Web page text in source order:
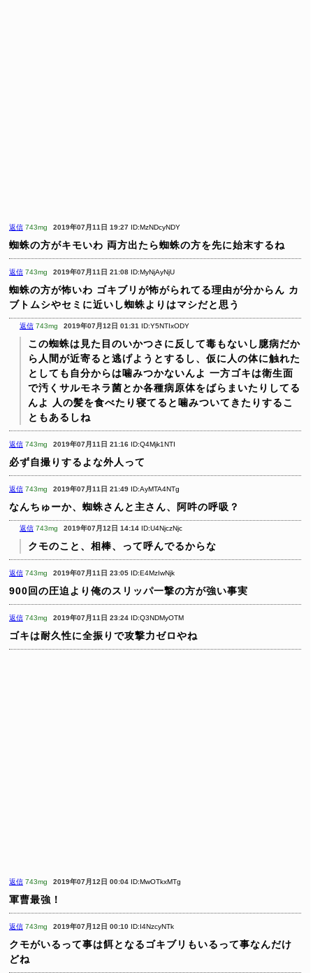
返信 743mg 2019年07月11日 19:27 ID:MzNDcyNDY
蜘蛛の方がキモいわ 両方出たら蜘蛛の方を先に始末するね
返信 743mg 2019年07月11日 21:08 ID:MyNjAyNjU
蜘蛛の方が怖いわ ゴキブリが怖がられてる理由が分からん カ
ブトムシやセミに近いし蜘蛛よりはマシだと思う
返信 743mg 2019年07月12日 01:31 ID:Y5NTIxODY
この蜘蛛は見た目のいかつさに反して毒もないし臆病だか
ら人間が近寄ると逃げようとするし、仮に人の体に触れた
としても自分からは噛みつかないんよ 一方ゴキは衛生面
で汚くサルモネラ菌とか各種病原体をばらまいたりしてる
んよ
人の髪を食べたり寝てると噛みついてきたりするこ
ともあるしね
返信 743mg 2019年07月11日 21:16 ID:Q4Mjk1NTI
必ず自撮りするよな外人って
返信 743mg 2019年07月11日 21:49 ID:AyMTA4NTg
なんちゅーか、蜘蛛さんと主さん、阿吽の呼吸？
返信 743mg 2019年07月12日 14:14 ID:U4NjczNjc
クモのこと、相棒、って呼んでるからな
返信 743mg 2019年07月11日 23:05 ID:E4MzIwNjk
900回の圧迫より俺のスリッパ一撃の方が強い事実
返信 743mg 2019年07月11日 23:24 ID:Q3NDMyOTM
ゴキは耐久性に全振りで攻撃力ゼロやね
返信 743mg 2019年07月12日 00:04 ID:MwOTkxMTg
軍曹最強！
返信 743mg 2019年07月12日 00:10 ID:I4NzcyNTk
クモがいるって事は餌となるゴキブリもいるって事なんだけ
どね